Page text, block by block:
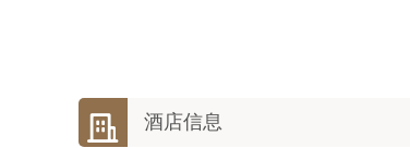
 酒店信息